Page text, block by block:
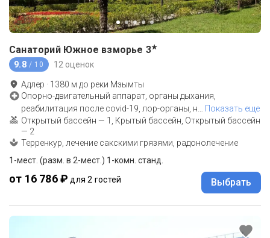
Санаторий Южное взморье 3★
9.8 / 10 12 оценок
Адлер · 1380 м до реки Мзымты
Опорно-двигательный аппарат, органы дыхания,
реабилитация после covid-19, лор-органы, н
Показать еще
Открытый бассейн — 1, Крытый бассейн, Открытый бассейн
— 2
Терренкур, лечение сакскими грязями, радонолечение
1-мест. (разм. в 2-мест.) 1-комн. станд.
от 16 786 ₽ для 2 гостей Выбрать